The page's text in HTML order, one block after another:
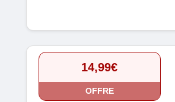
14,99€
OFFRE